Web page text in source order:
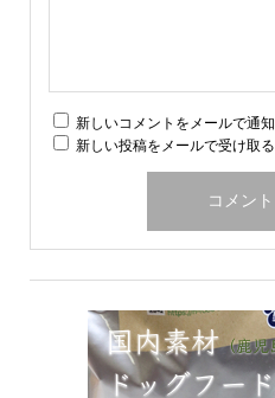
新しいコメントをメールで通知
新しい投稿をメールで受け取る